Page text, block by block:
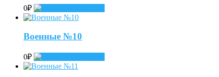
0₽
Военные №10
0₽